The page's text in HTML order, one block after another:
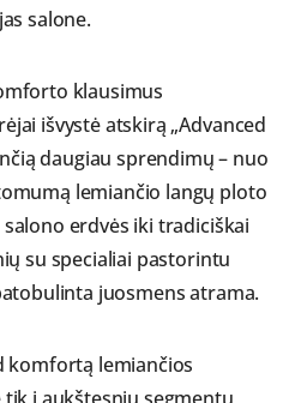
salone.
klausimus
išvystė atskirą „Advanced
daugiau sprendimų – nuo
lemiančio langų ploto
erdvės iki tradiciškai
su specialiai pastorintu
juosmens atrama.
komfortą lemiančios
į aukštesnių segmentų